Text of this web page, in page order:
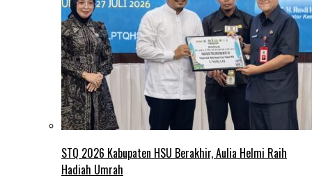
STQ 2026 Kabupaten HSU Berakhir, Aulia Helmi Raih
Hadiah Umrah